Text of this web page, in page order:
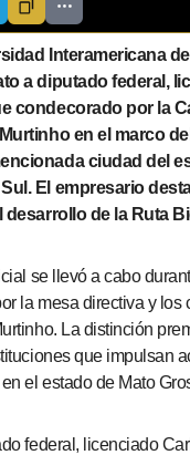
a diputado federal,
condecorado por la
en el marco
ciudad del
El empresario
desarrollo de la Ruta
se llevó a cabo
la mesa directiva y los
La distinción
que impulsan
el estado de Mato
federal, licenciado